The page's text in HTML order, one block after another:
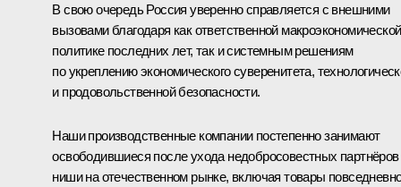
В свою очередь Россия уверенно справляется с внешними
вызовами благодаря как ответственной макроэкономической
политике последних лет, так и системным решениям
по укреплению экономического суверенитета,
и продовольственной безопасности.
Наши производственные компании постепенно занимают
освободившиеся после ухода недобросовестных партнёров
ниши на отечественном рынке, включая товары